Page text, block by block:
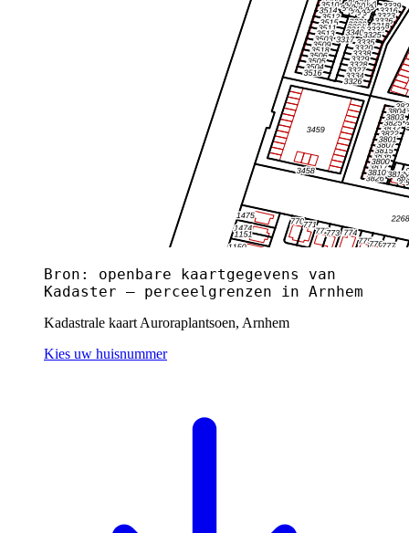
Bron: openbare kaartgegevens van
Kadaster — perceelgrenzen in Arnhem
Kadastrale kaart Auroraplantsoen, Arnhem
Kies uw huisnummer